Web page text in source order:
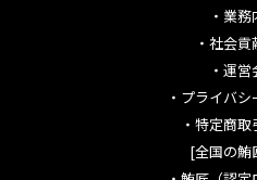
・ 業務
・ 社会貢
・ 運営
・ プライバシ
・ 特定商取
[全国の鮪